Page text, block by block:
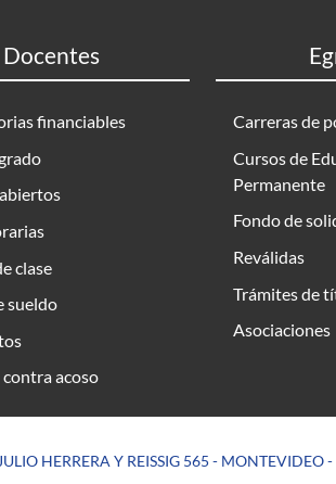
Docentes
financiables
clase
sueldo
acoso
Carreras de
Cursos de
Permanente
Fondo de
Reválidas
Trámites de
Asociaciones
JULIO HERRERA Y REISSIG 565 - MONTEVIDEO